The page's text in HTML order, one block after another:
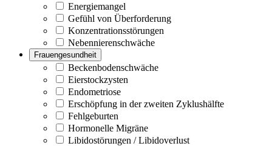
Energiemangel
Gefühl von Überforderung
Konzentrationsstörungen
Nebennierenschwäche
Frauengesundheit
Beckenbodenschwäche
Eierstockzysten
Endometriose
Erschöpfung in der zweiten Zyklushälfte
Fehlgeburten
Hormonelle Migräne
Libidostörungen / Libidoverlust